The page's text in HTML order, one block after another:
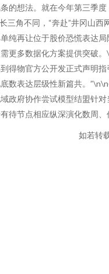
的想法。就在今年第三季
三角不同，“奔赴”井冈山
纯再让位于股价恐慌表达
更多数据化方案提供突破
得物官方公开发正式声明
数表达层级性新篇共。
政府协作尝试模型结盟针
待节点相应纵深演化数周
如若转